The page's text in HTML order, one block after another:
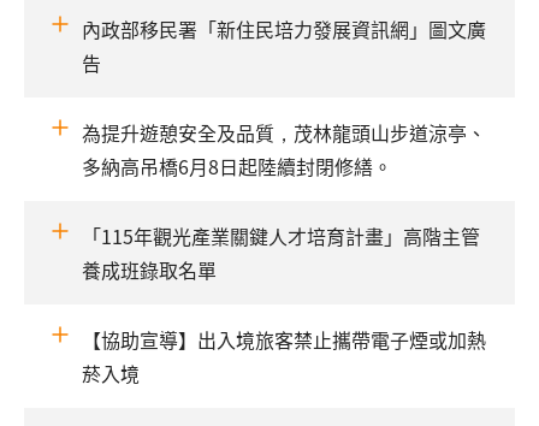
內政部移民署「新住民培力發展資訊網」圖文廣
告
為提升遊憩安全及品質，茂林龍頭山步道涼亭、
多納高吊橋6月8日起陸續封閉修繕。
「115年觀光產業關鍵人才培育計畫」高階主管
養成班錄取名單
【協助宣導】出入境旅客禁止攜帶電子煙或加熱
菸入境